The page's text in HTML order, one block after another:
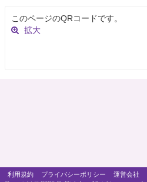
このページのQRコードです。
拡大
利用規約 プライバシーポリシー 運営会社